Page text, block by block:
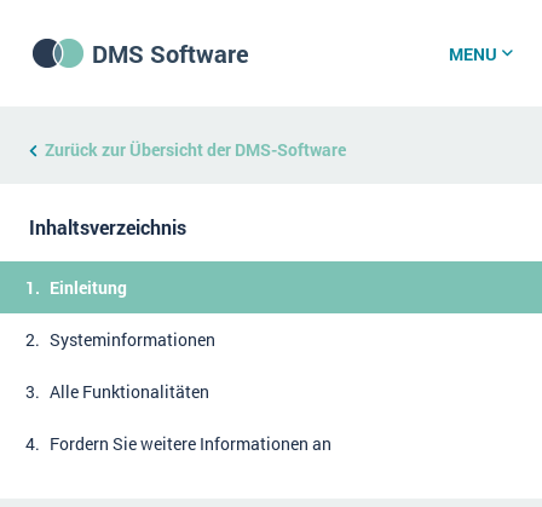
DMS Software
DMS Software
DMS Wissenszentrum
DMS News
Was ist DMS?
Offene Stellen bei CRM-Lieferanten
MENU
Zurück zur Übersicht der DMS-Software
Inhaltsverzeichnis
Einleitung
Systeminformationen
Alle Funktionalitäten
Fordern Sie weitere Informationen an